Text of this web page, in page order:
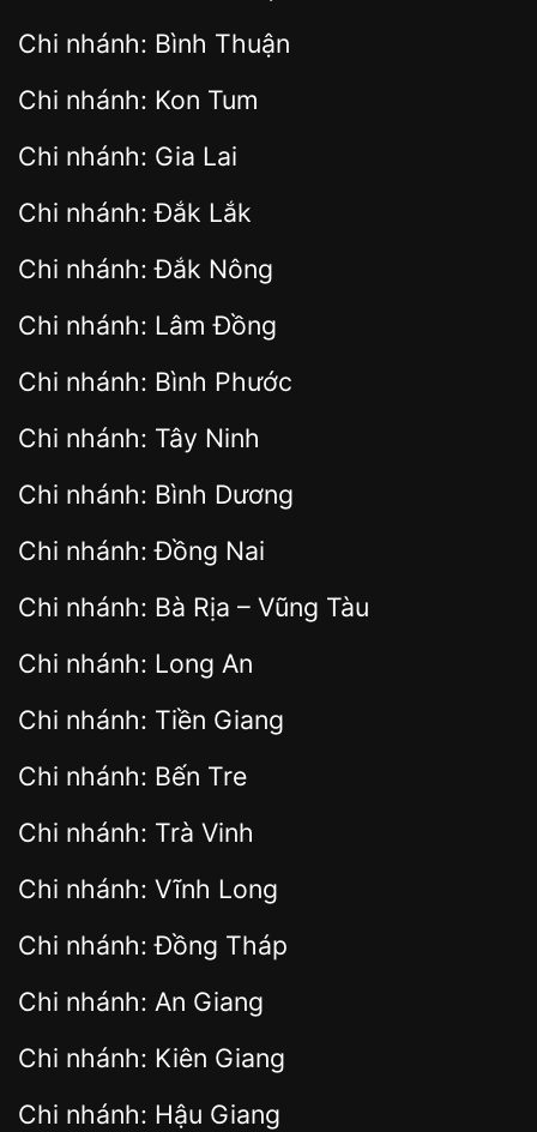
Chi nhánh: Bình Thuận
Chi nhánh: Kon Tum
Chi nhánh: Gia Lai
Chi nhánh: Đắk Lắk
Chi nhánh: Đắk Nông
Chi nhánh: Lâm Đồng
Chi nhánh: Bình Phước
Chi nhánh: Tây Ninh
Chi nhánh: Bình Dương
Chi nhánh: Đồng Nai
Chi nhánh: Bà Rịa – Vũng Tàu
Chi nhánh: Long An
Chi nhánh: Tiền Giang
Chi nhánh: Bến Tre
Chi nhánh: Trà Vinh
Chi nhánh: Vĩnh Long
Chi nhánh: Đồng Tháp
Chi nhánh: An Giang
Chi nhánh: Kiên Giang
Chi nhánh: Hậu Giang